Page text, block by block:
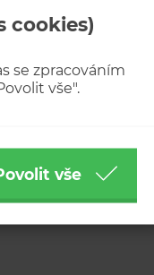
cookies)
se zpracováním
vše".
vše